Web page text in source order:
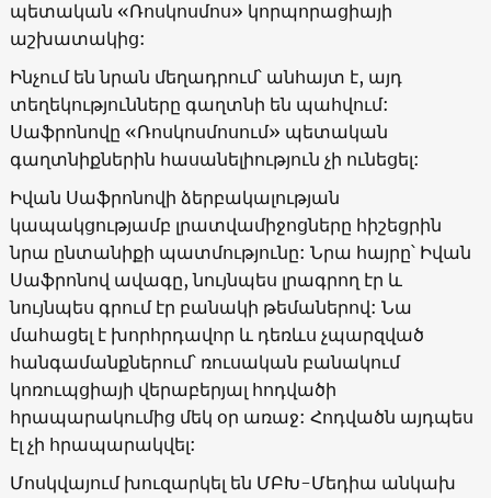
պետական «Ռոսկոսմոս» կորպորացիայի
աշխատակից:
Ինչում են նրան մեղադրում՝ անհայտ է, այդ
տեղեկությունները գաղտնի են պահվում:
Սաֆրոնովը «Ռոսկոսմոսում» պետական
գաղտնիքներին հասանելիություն չի ունեցել:
Իվան Սաֆրոնովի ձերբակալության
կապակցությամբ լրատվամիջոցները հիշեցրին
նրա ընտանիքի պատմությունը: Նրա հայրը՝ Իվան
Սաֆրոնով ավագը, նույնպես լրագրող էր և
նույնպես գրում էր բանակի թեմաներով: Նա
մահացել է խորհրդավոր և դեռևս չպարզված
հանգամանքներում՝ ռուսական բանակում
կոռուպցիայի վերաբերյալ հոդվածի
հրապարակումից մեկ օր առաջ: Հոդվածն այդպես
էլ չի հրապարակվել:
Մոսկվայում խուզարկել են ՄԲԽ-Մեդիա անկախ